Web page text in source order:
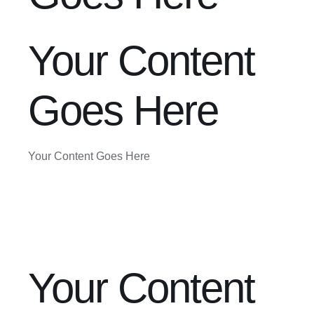
Your Content
Goes Here
Your Content Goes Here
Your Content